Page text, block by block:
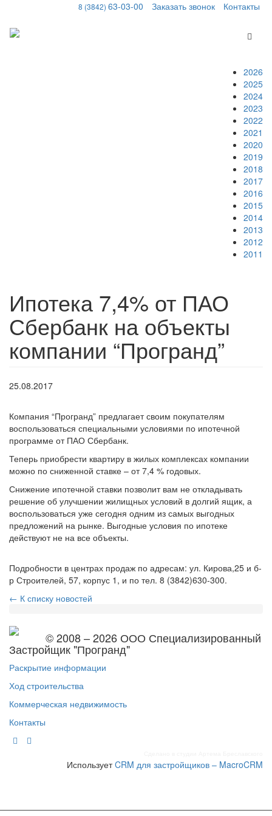
8 (3842) 63-03-00 Заказать звонок Контакты
Меню
2026
2025
2024
2023
2022
2021
2020
2019
2018
2017
2016
2015
2014
2013
2012
2011
Ипотека 7,4% от ПАО
Сбербанк на объекты
компании “Програнд”
25.08.2017
Компания “Програнд” предлагает своим покупателям
воспользоваться специальными условиями по ипотечной
программе от ПАО Сбербанк.
Теперь приобрести квартиру в жилых комплексах компании
можно по сниженной ставке – от 7,4 % годовых.
Снижение ипотечной ставки позволит вам не откладывать
решение об улучшении жилищных условий в долгий ящик, а
воспользоваться уже сегодня одним из самых выгодных
предложений на рынке. Выгодные условия по ипотеке
действуют не на все объекты.
Подробности в центрах продаж по адресам: ул. Кирова,25 и б-
р Строителей, 57, корпус 1, и по тел. 8 (3842)630-300.
← К списку новостей
© 2008 – 2026 ООО Специализированный
Застройщик "Програнд"
Раскрытие информации
Ход строительства
Коммерческая недвижимость
Контакты
ИспользуетCRM для застройщиков – MacroCRM